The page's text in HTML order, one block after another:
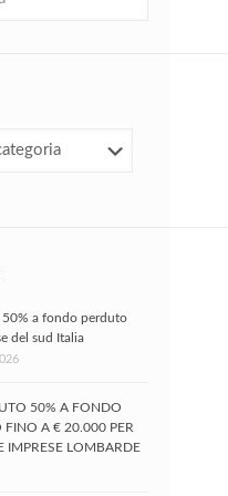
a fondo perduto
del sud Italia
50% A FONDO
FINO A € 20.000 PER
IMPRESE LOMBARDE